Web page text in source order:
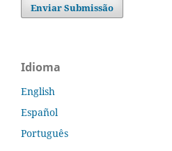
Enviar Submissão
Idioma
English
Español
Português